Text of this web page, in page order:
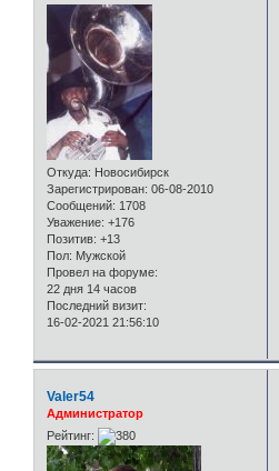
Откуда: Новосибирск
Зарегистрирован: 06-08-2010
Сообщений: 1708
Уважение: +176
Позитив: +13
Пол: Мужской
Провел на форуме:
22 дня 14 часов
Последний визит:
16-02-2021 21:56:10
Valer54
Администратор
Рейтинг: